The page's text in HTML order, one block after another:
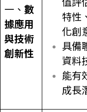
一、 數
據應用
與技術
創新性
特性
化創
具備
資料
能有
成長